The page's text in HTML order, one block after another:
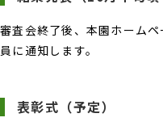
審査会終了後、本園ホーム
員に通知します。
表彰式（予定）